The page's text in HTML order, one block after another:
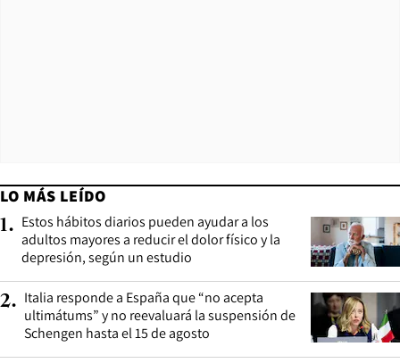
LO MÁS LEÍDO
1. Estos hábitos diarios pueden ayudar a los
adultos mayores a reducir el dolor físico y la
depresión, según un estudio
2. Italia responde a España que “no acepta
ultimátums” y no reevaluará la suspensión de
Schengen hasta el 15 de agosto